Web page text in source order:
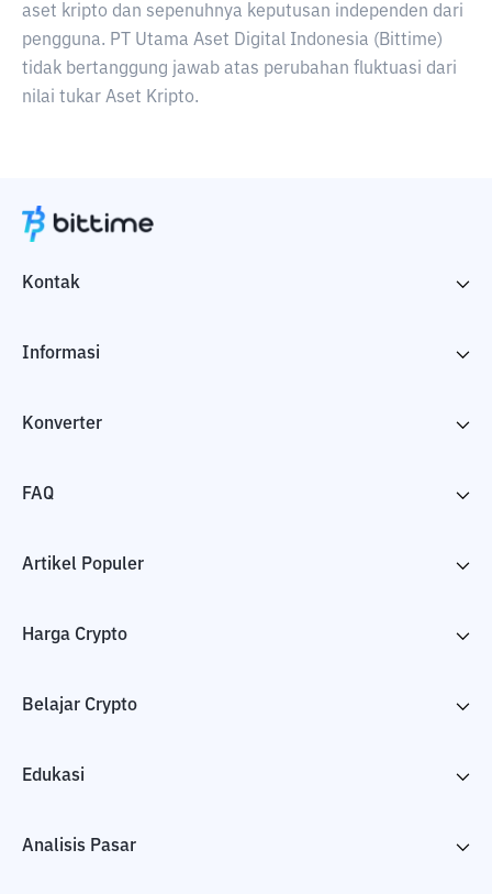
aset kripto dan sepenuhnya keputusan independen dari
pengguna. PT Utama Aset Digital Indonesia (Bittime)
tidak bertanggung jawab atas perubahan fluktuasi dari
nilai tukar Aset Kripto.
Kontak
Informasi
Konverter
FAQ
Artikel Populer
Harga Crypto
Belajar Crypto
Edukasi
Analisis Pasar